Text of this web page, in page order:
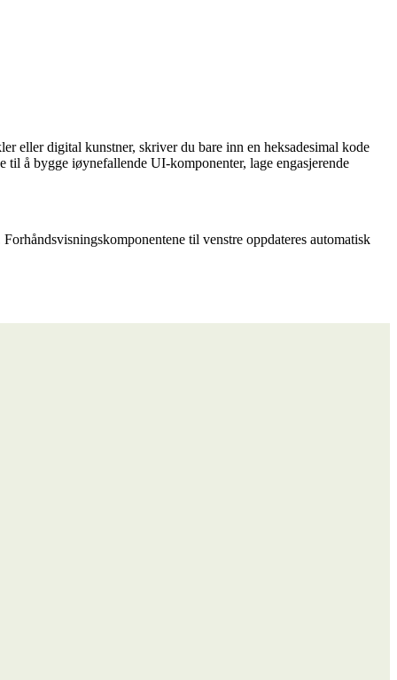
eller digital kunstner, skriver du bare inn en heksadesimal kode
til å bygge iøynefallende UI-komponenter, lage engasjerende
til venstre oppdateres automatisk